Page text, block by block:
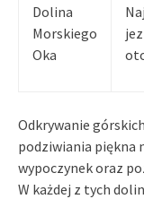
Dolina
Morskiego
Oka
Odkrywanie
podziwiania piękna
wypoczynek oraz
W każdej z tych